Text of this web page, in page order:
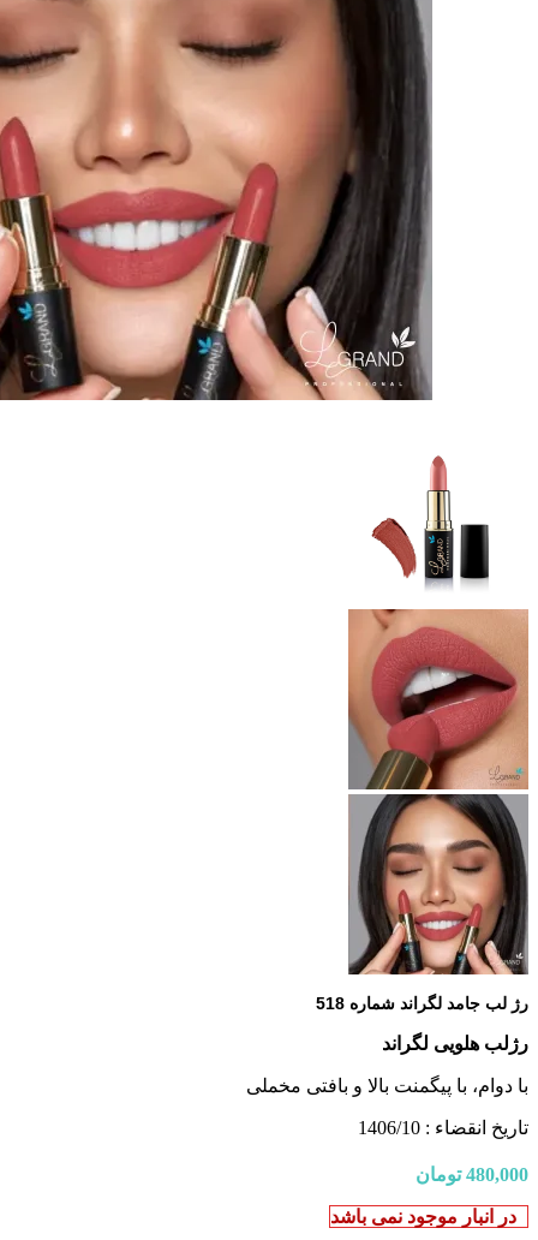
رژ لب جامد لگراند شماره 518
رژلب هلویی لگراند
با دوام، با پیگمنت بالا و بافتی مخملی
تاریخ انقضاء : 1406/10
480,000 تومان
در انبار موجود نمی باشد